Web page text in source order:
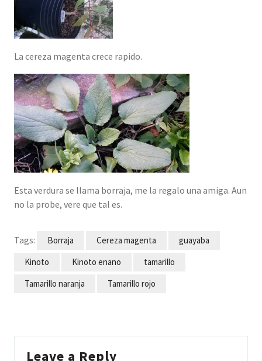
La cereza magenta crece rapido.
Esta verdura se llama borraja, me la regalo una amiga. Aun
no la probe, vere que tal es.
Tags: Borraja Cereza magenta
guayaba
Kinoto
Kinoto enano
tamarillo
Tamarillo naranja
Tamarillo rojo
Leave a Reply